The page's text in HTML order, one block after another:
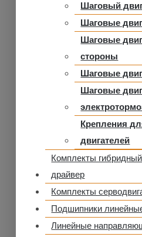
Шаговый
Шаговые
Шаговые
стороны
Шаговые
Шаговые
Крепления
двигателей
Комплекты
драйвер
Комплекты
Подшипники
Линейные